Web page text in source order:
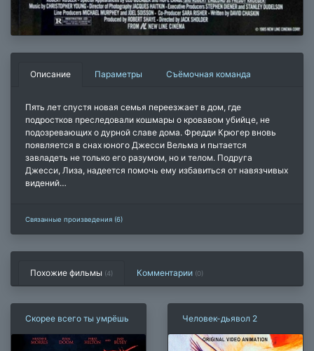
Описание Параметры Съёмочная команда
Пять лет спустя новая семья переезжает в дом, где
подростков преследовали кошмары о кровавом убийце, не
подозревающих о дурной славе дома. Фредди Крюгер вновь
появляется в снах юного Джесси Вельма и пытается
завладеть не только его разумом, но и телом. Подруга
Джесси, Лиза, надеется помочь ему избавиться от навязчивых
видений…
Связанные произведения (6)
Похожие фильмы (4) Комментарии (0)
Скорее всего ты умрёшь Человек-дьявол 2